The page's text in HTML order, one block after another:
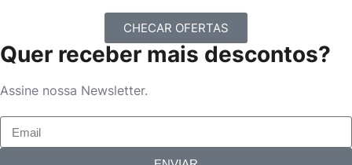
CHECAR OFERTAS
Quer receber mais descontos?
Assine nossa Newsletter.